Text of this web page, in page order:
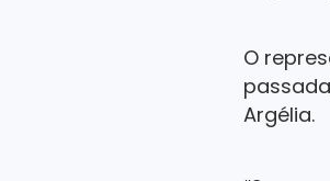
O
Argélia.